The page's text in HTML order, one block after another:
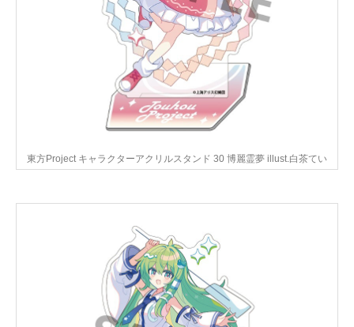
東方Project キャラクターアクリルスタンド 30 博麗霊夢 illust.白茶てい